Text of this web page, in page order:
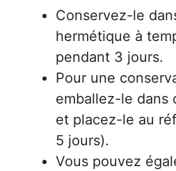
Conservez-le
hermétique à
pendant 3 jours.
Pour une
emballez-le dans
et placez-le au
5 jours).
Vous pouvez